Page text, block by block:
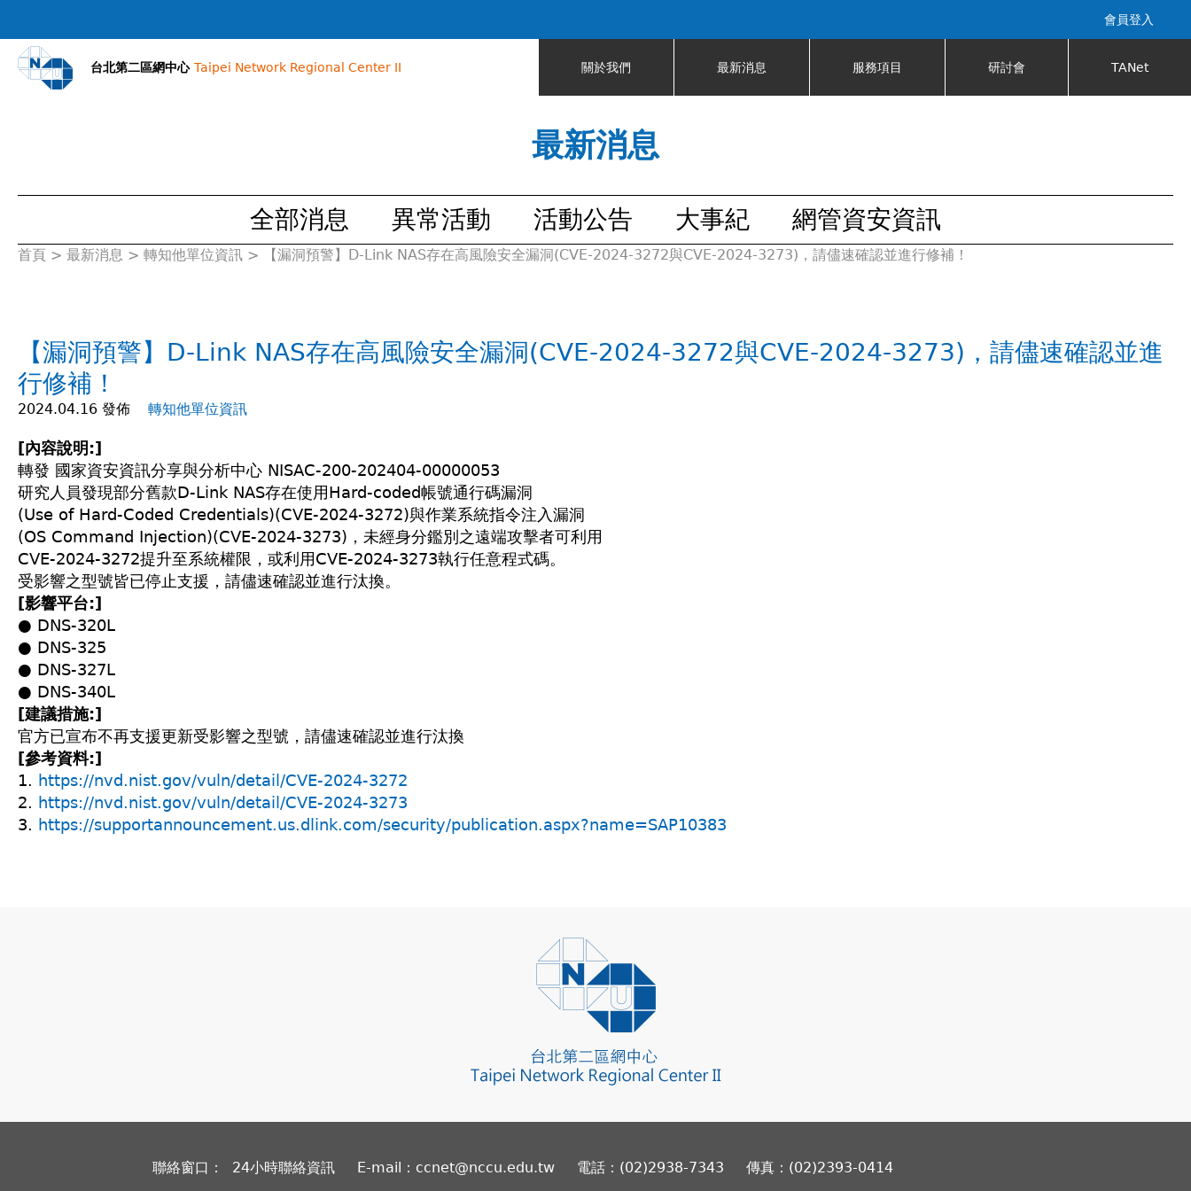
會員登入
台北第二區網中心 Taipei Network Regional Center II 關於我們 最新消息 服務項目 研討會 TANet
最新消息
全部消息 異常活動 活動公告 大事紀 網管資安資訊
您
這
裡
首頁 > 最新消息 > 轉知他單位資訊 > 【漏洞預警】D-Link NAS存在高風險安全漏洞(CVE-2024-3272與CVE-2024-3273)，請儘速確認並進行修補！
【漏洞預警】D-Link NAS存在高風險安全漏洞(CVE-2024-3272與CVE-2024-3273)，請儘速確認並進
行修補！
2024.04.16 發佈 轉知他單位資訊
[內容說明:]
轉發 國家資安資訊分享與分析中心 NISAC-200-202404-00000053
研究人員發現部分舊款D-Link NAS存在使用Hard-coded帳號通行碼漏洞
(Use of Hard-Coded Credentials)(CVE-2024-3272)與作業系統指令注入漏洞
(OS Command Injection)(CVE-2024-3273)，未經身分鑑別之遠端攻擊者可利用
CVE-2024-3272提升至系統權限，或利用CVE-2024-3273執行任意程式碼。
受影響之型號皆已停止支援，請儘速確認並進行汰換。
[影響平台:]
● DNS-320L
● DNS-325
● DNS-327L
● DNS-340L
[建議措施:]
官方已宣布不再支援更新受影響之型號，請儘速確認並進行汰換
[參考資料:]
1. https://nvd.nist.gov/vuln/detail/CVE-2024-3272
2. https://nvd.nist.gov/vuln/detail/CVE-2024-3273
3. https://supportannouncement.us.dlink.com/security/publication.aspx?name=SAP10383
聯絡窗口： 24小時聯絡資訊 E-mail：ccnet@nccu.edu.tw 電話：(02)2938-7343 傳真：(02)2393-0414